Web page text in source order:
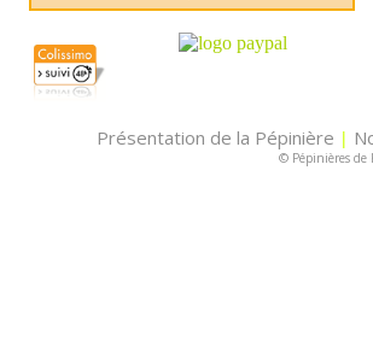
Présentation de la Pépinière |
© Pépinières de